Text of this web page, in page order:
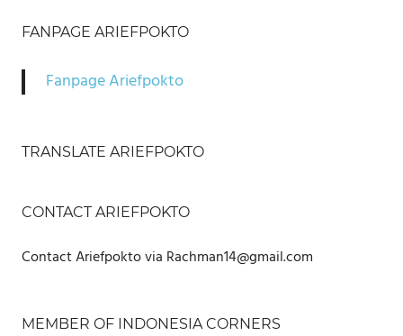
FANPAGE ARIEFPOKTO
Fanpage Ariefpokto
TRANSLATE ARIEFPOKTO
CONTACT ARIEFPOKTO
Contact Ariefpokto via Rachman14@gmail.com
MEMBER OF INDONESIA CORNERS